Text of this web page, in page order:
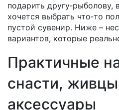
подарить другу‑рыболову,
хочется выбрать что‑то
пустой сувенир. Ниже –
вариантов, которые
Практичные
снасти,
аксессуары